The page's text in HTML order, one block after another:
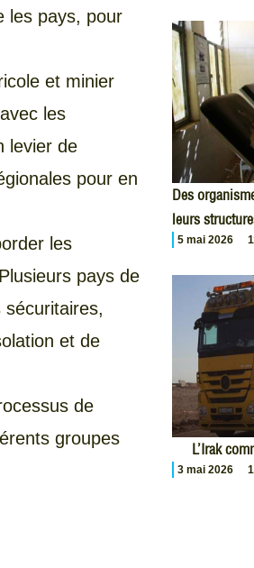
les pays, pour
et minier
les
levier de
pour en
les
pays de
sécuritaires,
et de
de
groupes
Des
leurs
5 mai 2026
L’Irak
3 mai 2026